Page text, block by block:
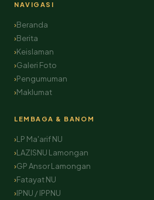
NAVIGASI
Beranda
Berita
Keislaman
Galeri Foto
Pengumuman
Maklumat
LEMBAGA & BANOM
LP Ma'arif NU
LAZISNU Lamongan
GP Ansor Lamongan
Fatayat NU
IPNU / IPPNU